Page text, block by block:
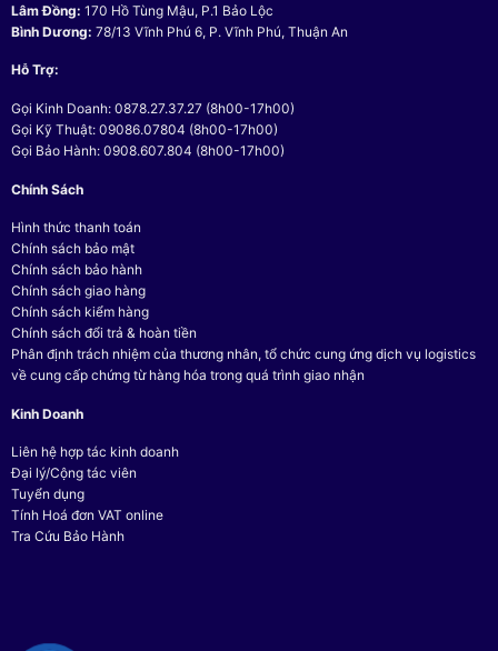
Lâm Đồng: 170 Hồ Tùng Mậu, P.1 Bảo Lộc
Bình Dương: 78/13 Vĩnh Phú 6, P. Vĩnh Phú, Thuận An
Hỗ Trợ:
Gọi Kinh Doanh: 0878.27.37.27 (8h00-17h00)
Gọi Kỹ Thuật: 09086.07804 (8h00-17h00)
Gọi Bảo Hành: 0908.607.804 (8h00-17h00)
Chính Sách
Hình thức thanh toán
Chính sách bảo mật
Chính sách bảo hành
Chính sách giao hàng
Chính sách kiểm hàng
Chính sách đổi trả & hoàn tiền
Phân định trách nhiệm của thương nhân, tổ chức cung ứng dịch vụ logistics
về cung cấp chứng từ hàng hóa trong quá trình giao nhận
Kinh Doanh
Liên hệ hợp tác kinh doanh
Đại lý/Cộng tác viên
Tuyển dụng
Tính Hoá đơn VAT online
Tra Cứu Bảo Hành